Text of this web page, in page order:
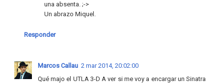
una absenta. ;->
Un abrazo Miquel.
Responder
Marcos Callau 2 mar 2014, 20:02:00
Qué majo el UTLA 3-D A ver si me voy a encargar un Sinatra